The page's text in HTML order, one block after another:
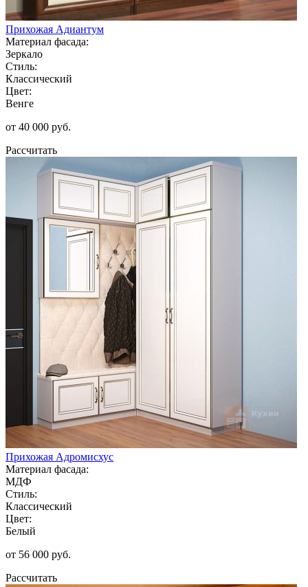
Прихожая Адиантум
Материал фасада:
Зеркало
Стиль:
Классический
Цвет:
Венге
от 40 000 руб.
Рассчитать
Прихожая Адромисхус
Материал фасада:
МДФ
Стиль:
Классический
Цвет:
Белый
от 56 000 руб.
Рассчитать